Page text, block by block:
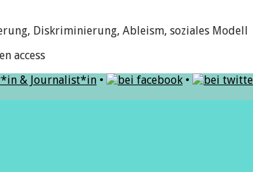
Diskriminierung, Ableism, soziales Modell
access
& Journalist*in • •